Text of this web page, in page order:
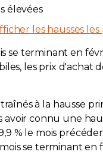
les hausses les
terminant en
les prix d'achat
à la hausse
connu une
% le mois
se terminant en